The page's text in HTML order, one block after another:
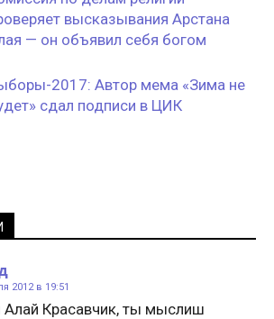
высказывания Арстана
— он объявил себя богом
2017: Автор мема «Зима не
сдал подписи в ЦИК
2012 в 19:51
Алай Красавчик, ты мыслиш